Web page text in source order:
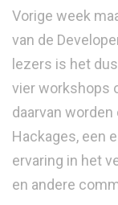
Vorige week
van de
lezers is het
vier workshops
daarvan
Hackages, een
ervaring in het
en andere